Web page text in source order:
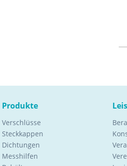
Produkte
Verschlüsse
Steckkappen
Dichtungen
Messhilfen